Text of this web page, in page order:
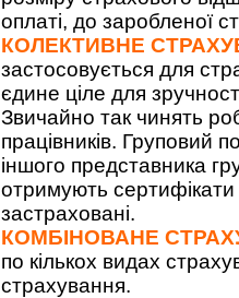
оплаті, до заробленої
КОЛЕКТИВНЕ
застосовується для
єдине ціле для
Звичайно так чинять
працівників. Груповий
іншого представника
отримують
застраховані.
КОМБІНОВАНЕ
по кількох видах
страхування.